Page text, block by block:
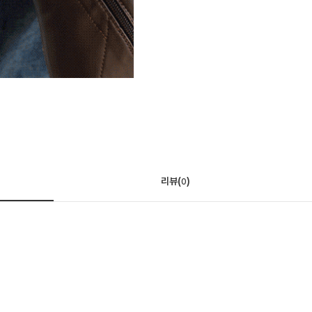
리뷰(0)